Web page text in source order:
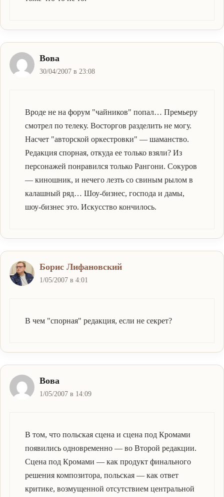
Вова
30/04/2007 в 23:08
Вроде не на форум "чайников" попал… Премьеру
смотрел по телеку. Восторгов разделить не могу.
Насчет "авторской оркестровки" — шаманство.
Редакция спорная, откуда ее только взяли? Из
персонажей понравился только Рангони. Сокуров
— киношник, и нечего лезть со свиным рылом в
калашный ряд… Шоу-бизнес, господа и дамы,
шоу-бизнес это. Искусство кончилось.
Борис Лифановский
1/05/2007 в 4:01
В чем "спорная" редакция, если не секрет?
Вова
1/05/2007 в 14:09
В том, что польская сцена и сцена под Кромами
появились одновременно — во Второй редакции.
Сцена под Кромами — как продукт финального
решения композитора, польская — как ответ
критике, возмущенной отсутствием центральной